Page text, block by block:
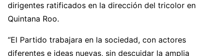
dirigentes ratificados en la dirección del tricolor en
Quintana Roo.
“El Partido trabajara en la sociedad, con actores
diferentes e ideas nuevas, sin descuidar la amplia